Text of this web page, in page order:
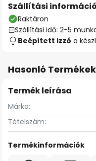
Szállítási
Raktáron
Szállítási idő: 2-5
Beépített izzó a
Hasonló Termékek
Termék leírása
Márka:
Tételszám:
Termékinformációk